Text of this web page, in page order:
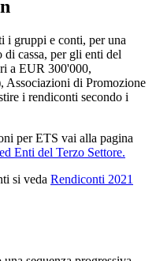
i gruppi e conti, per una
cassa, per gli enti del
a EUR 300'000,
di Promozione
i rendiconti secondo i
per ETS vai alla pagina
Enti del Terzo Settore.
si veda Rendiconti 2021